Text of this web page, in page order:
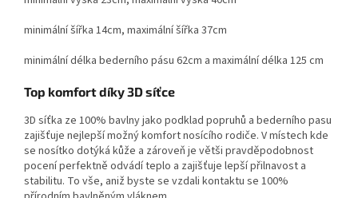
minimální šířka 14cm, maximální šířka 37cm
minimální délka bederního pásu 62cm a maximální délka 125 cm
Top komfort díky 3D síťce
3D síťka ze 100% bavlny jako podklad popruhů a bederního pasu
zajišťuje nejlepší možný komfort nosícího rodiče. V místech kde
se nosítko dotýká kůže a zároveň je větši pravděpodobnost
pocení perfektně odvádí teplo a zajišťuje lepší přilnavost a
stabilitu. To vše, aniž byste se vzdali kontaktu se 100%